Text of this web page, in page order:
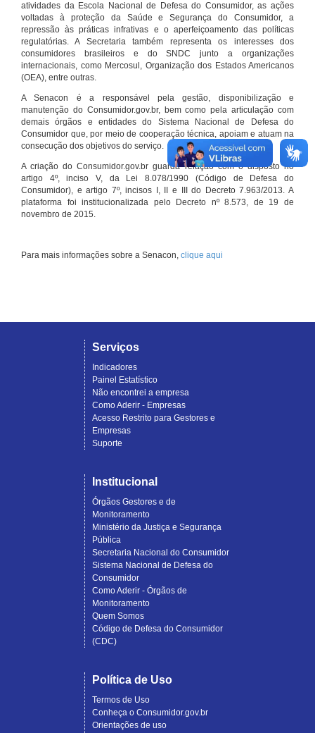
atividades da Escola Nacional de Defesa do Consumidor, as ações
voltadas à proteção da Saúde e Segurança do Consumidor, a
repressão às práticas infrativas e o aperfeiçoamento das políticas
regulatórias. A Secretaria também representa os interesses dos
consumidores brasileiros e do SNDC junto a organizações
internacionais, como Mercosul, Organização dos Estados Americanos
(OEA), entre outras.
A Senacon é a responsável pela gestão, disponibilização e
manutenção do Consumidor.gov.br, bem como pela articulação com
demais órgãos e entidades do Sistema Nacional de Defesa do
Consumidor que, por meio de cooperação técnica, apoiam e atuam na
consecução dos objetivos do serviço.
A criação do Consumidor.gov.br guarda relação com o disposto no
artigo 4º, inciso V, da Lei 8.078/1990 (Código de Defesa do
Consumidor), e artigo 7º, incisos I, II e III do Decreto 7.963/2013. A
plataforma foi institucionalizada pelo Decreto nº 8.573, de 19 de
novembro de 2015.
Para mais informações sobre a Senacon, clique aqui
Serviços
Indicadores
Painel Estatístico
Não encontrei a empresa
Como Aderir - Empresas
Acesso Restrito para Gestores e
Empresas
Suporte
Institucional
Órgãos Gestores e de
Monitoramento
Ministério da Justiça e Segurança
Pública
Secretaria Nacional do Consumidor
Sistema Nacional de Defesa do
Consumidor
Como Aderir - Órgãos de
Monitoramento
Quem Somos
Código de Defesa do Consumidor
(CDC)
Política de Uso
Termos de Uso
Conheça o Consumidor.gov.br
Orientações de uso